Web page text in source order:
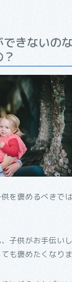
きないの
を褒めるべきで
子供がお手伝い
も褒めたくなりま